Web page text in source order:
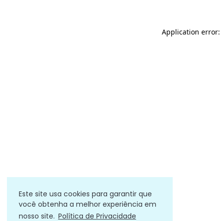
Este site usa cookies para garantir que
você obtenha a melhor experiência em
nosso site. Política de Privacidade
Application